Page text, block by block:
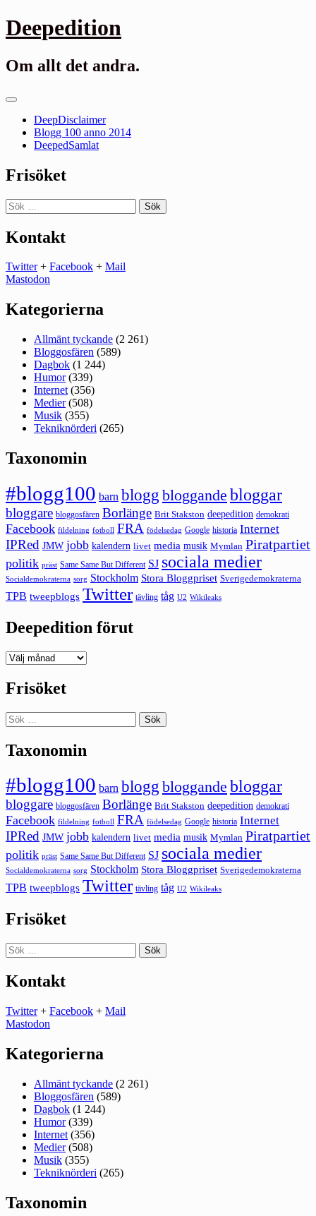
Gå
till
Deepedition
Om allt det andra.
Primär
DeepDisclaimer
Blogg 100 anno 2014
DeepedSamlat
Frisöket
Sök
efter:
Kontakt
Twitter+ Facebook + Mail
Mastodon
Kategorierna
Allmänt tyckande (2 261)
Bloggosfären (589)
Dagbok (1 244)
Humor(339)
Internet (356)
Medier(508)
Musik (355)
Tekniknörderi (265)
Taxonomin
#blogg100 barn blogg bloggande bloggar
bloggare bloggosfären Borlänge Brit Stakston deepedition demokrati
Facebook fildelning fotboll FRA födelsedag Google historia Internet
IPRed JMW jobb kalendern livet media musik Mymlan Piratpartiet
politik präst Same Same But Different SJ sociala medier
Socialdemokraterna sorg Stockholm Stora Bloggpriset Sverigedemokraterna
TPB tweepblogs Twitter tävling tåg U2 Wikileaks
Deepedition förut
Deepedition
Frisöket
Sök
efter:
Taxonomin
#blogg100 barn blogg bloggande bloggar
bloggare bloggosfären Borlänge Brit Stakston deepedition demokrati
Facebook fildelning fotboll FRA födelsedag Google historia Internet
IPRed JMW jobb kalendern livet media musik Mymlan Piratpartiet
politik präst Same Same But Different SJ sociala medier
Socialdemokraterna sorg Stockholm Stora Bloggpriset Sverigedemokraterna
TPB tweepblogs Twitter tävling tåg U2 Wikileaks
Frisöket
Sök
efter:
Kontakt
Twitter+ Facebook + Mail
Mastodon
Kategorierna
Allmänt tyckande (2 261)
Bloggosfären (589)
Dagbok (1 244)
Humor(339)
Internet (356)
Medier(508)
Musik (355)
Tekniknörderi (265)
Taxonomin